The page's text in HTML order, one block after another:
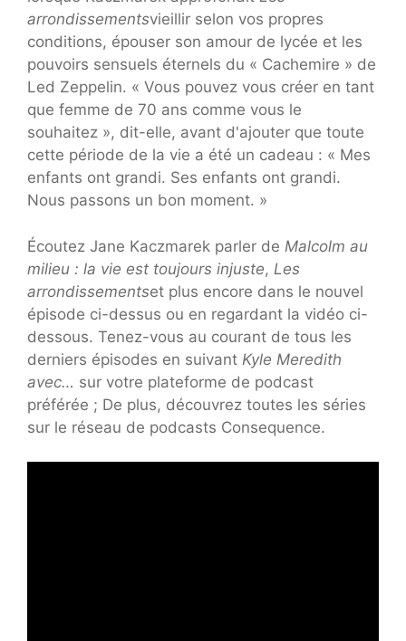
arrondissementsvieillir selon vos propres
conditions, épouser son amour de lycée et les
pouvoirs sensuels éternels du « Cachemire » de
Led Zeppelin. « Vous pouvez vous créer en tant
que femme de 70 ans comme vous le
souhaitez », dit-elle, avant d'ajouter que toute
cette période de la vie a été un cadeau : « Mes
enfants ont grandi. Ses enfants ont grandi.
Nous passons un bon moment. »
Écoutez Jane Kaczmarek parler de Malcolm au
milieu : la vie est toujours injuste, Les
arrondissementset plus encore dans le nouvel
épisode ci-dessus ou en regardant la vidéo ci-
dessous. Tenez-vous au courant de tous les
derniers épisodes en suivant Kyle Meredith
avec… sur votre plateforme de podcast
préférée ; De plus, découvrez toutes les séries
sur le réseau de podcasts Consequence.